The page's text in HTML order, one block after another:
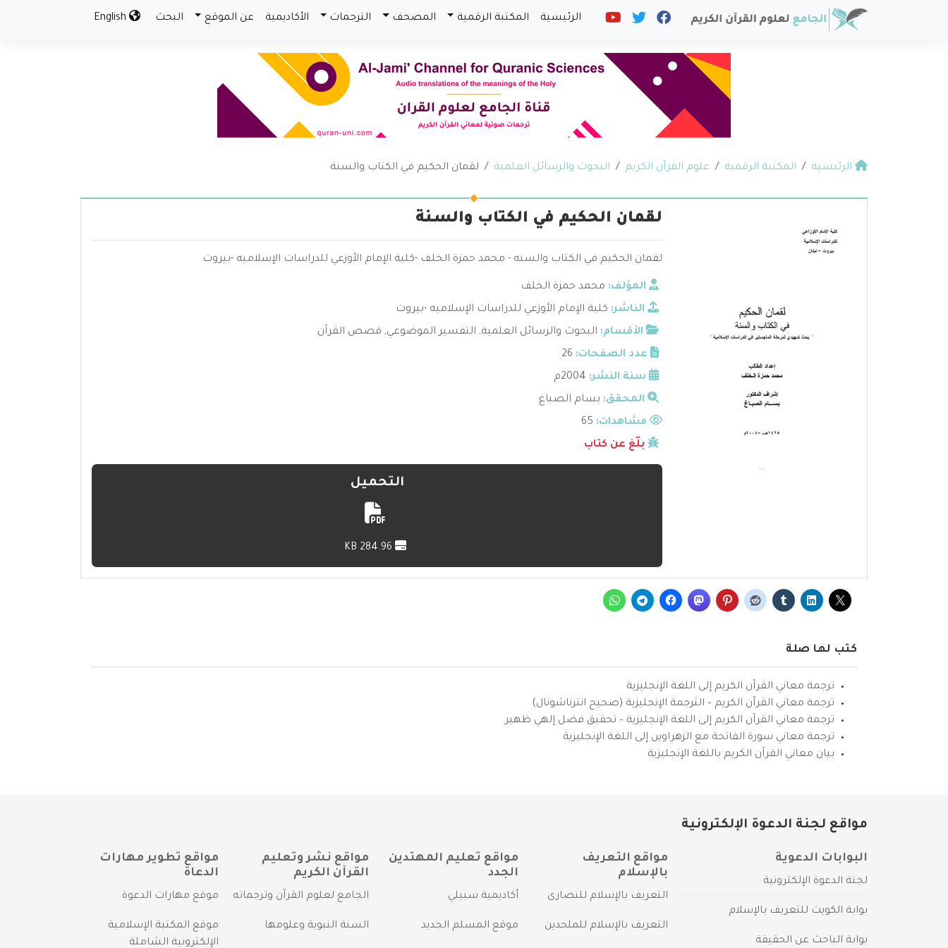
الرئيسية المكتبة الرقمية المصحف الترجمات الأكاديمية عن الموقع البحث
الرئيسية المكتبة الرقمية علوم القرآن الكريم البحوث والرسائل العلمية لقمان الحكيم في الكتاب والسنة
لقمان الحكيم في الكتاب والسنة
لقمان الحكيم في الكتاب والسنه - محمد حمزة الخلف -كلية الإمام الأوزعي للدراسات الإسلاميه -بيروت
المؤلف: محمد حمزة الخلف
الناشر: كلية الإمام الأوزعي للدراسات الإسلاميه -بيروت
الأقسام: البحوث والرسائل العلمية, التفسير الموضوعي, قصص القرآن
عدد الصفحات: 26
سنة النشر: 2004م
المحقق: بسام الصباغ
مشاهدات:
بلّغ عن كتاب
التحميل
كتب لها صلة
ترجمة معاني القرآن الكريم إلى اللغة الإنجليزية
ترجمة معاني القرآن الكريم – الترجمة الإنجليزية (صحيح انترناشونال)
ترجمة معاني القرآن الكريم إلى اللغة الإنجليزية – تحقيق فضل إلهي ظهير
ترجمة معاني سورة الفاتحة مع الزهراوين إلى اللغة الإنجليزية
بيان معاني القرآن الكريم باللغة الإنجليزية
مواقع لجنة الدعوة الإلكترونية
البوابات الدعوية
لجنة الدعوة الإلكترونية
بوابة الكويت للتعريف بالإسلام
بوابة الباحث عن الحقيقة
مواقع التعريف
بالإسلام
التعريف بالإسلام للنصارى
التعريف بالإسلام للملحدين
مواقع تعليم المهتدين
الجدد
أكاديمية سبيلي
موقع المسلم الجديد
مواقع نشر وتعليم
القرآن الكريم
الجامع لعلوم القرآن وترجماته
السنة النبوية وعلومها
مواقع تطوير مهارات
الدعاة
موقع مهارات الدعوة
موقع المكتبة الإسلامية
الإلكترونية الشاملة